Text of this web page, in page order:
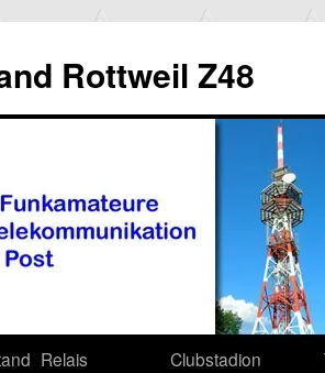
Rottweil Z48
Relais
Clubstadion